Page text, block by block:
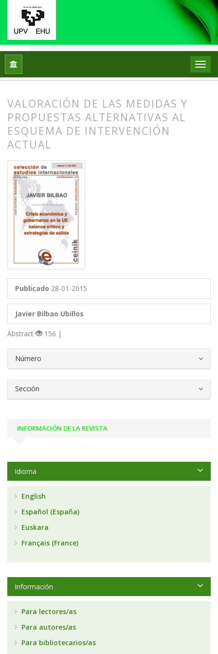
Inicio Núm. 11 (2012): Crisis económica y
VALORACIÓN DE LAS MEDIDAS Y
PROPUESTAS ALTERNATIVAS AL
ESQUEMA DE INTERVENCIÓN
ACTUAL
Publicado 28-01-2015
Javier Bilbao Ubillos
Abstract 156 |
Número
Sección
INFORMACIÓN DE LA REVISTA
Idioma
English
Español (España)
Euskara
Français (France)
Información
Para lectores/as
Para autores/as
Para bibliotecarios/as